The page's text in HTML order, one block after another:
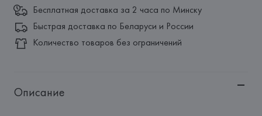
Бесплатная доставка за 2 часа по Минску
Быстрая доставка по Беларуси и России
Количество товаров без ограничений
Описание